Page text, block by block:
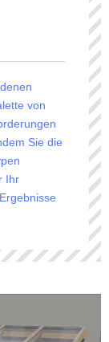
von
Sie die
Ihr